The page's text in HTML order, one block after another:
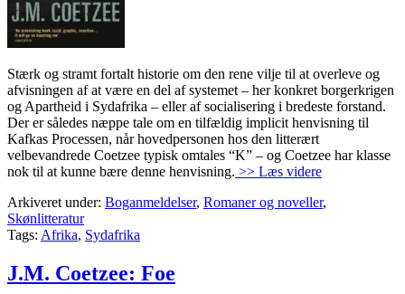
Stærk og stramt fortalt historie om den rene vilje til at overleve og
afvisningen af at være en del af systemet – her konkret borgerkrigen
og Apartheid i Sydafrika – eller af socialisering i bredeste forstand.
Der er således næppe tale om en tilfældig implicit henvisning til
Kafkas Processen, når hovedpersonen hos den litterært
velbevandrede Coetzee typisk omtales “K” – og Coetzee har klasse
nok til at kunne bære denne henvisning. >> Læs videre
Arkiveret under: Boganmeldelser, Romaner og noveller,
Skønlitteratur
Tags: Afrika, Sydafrika
J.M. Coetzee: Foe